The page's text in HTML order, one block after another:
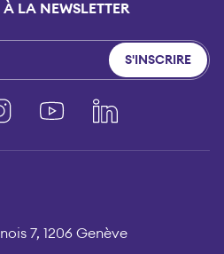
LA NEWSLETTER
S'INSCRIRE
InstagramYouTubeLinkedIn
7, 1206 Genève